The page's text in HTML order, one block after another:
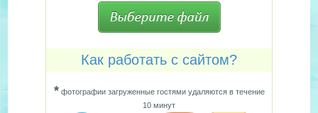
Как работать с сайтом?
*фотографии загруженные гостями удаляются в течение
10 минут